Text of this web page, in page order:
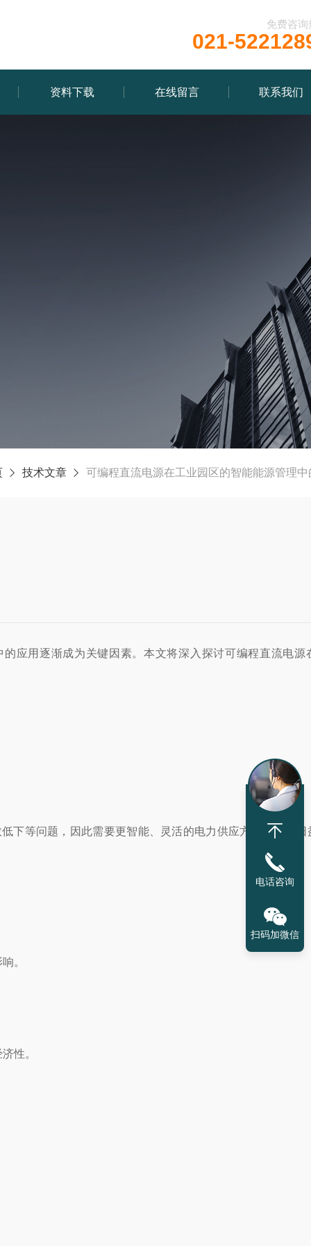
免费咨询
021-
资料下载 在线留言 联系我们
技术文章 可编程直流电源在工业园区的智能能源管理
应用逐渐成为关键因素。本文将深入探讨可编程直流电源
下等问题，因此需要更智能、灵活的电力供应方案来满足日
。
性。
电话咨询
扫码加微信